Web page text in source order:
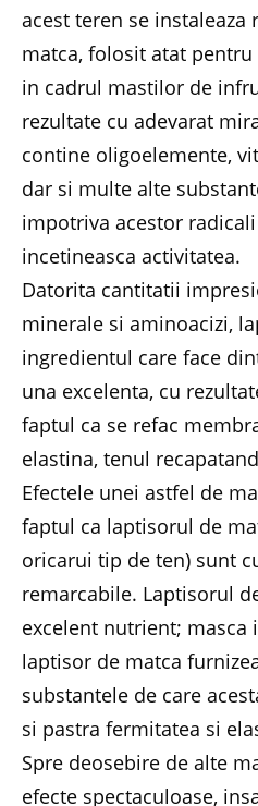
acest teren se
matca, folosit atat
in cadrul mastilor de
rezultate cu adevarat
contine oligoelemente,
dar si multe alte
impotriva acestor
incetineasca activitatea.
Datorita cantitatii
minerale si aminoacizi,
ingredientul care face
una excelenta, cu
faptul ca se refac
elastina, tenul
Efectele unei astfel de
faptul ca laptisorul de
oricarui tip de ten) sunt
remarcabile. Laptisorul
excelent nutrient; masca
laptisor de matca
substantele de care
si pastra fermitatea si
Spre deosebire de alte
efecte spectaculoase,